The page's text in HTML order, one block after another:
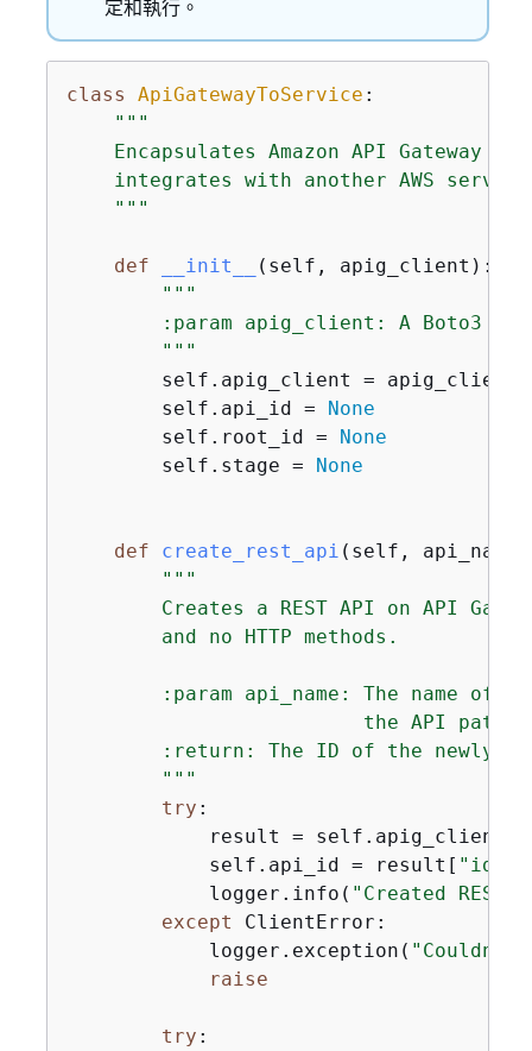
定和執行。
class ApiGatewayToService :
"""
Encapsulates Amazon API Gateway
integrates with another AWS
    """
def __init__ ( self, apig_client ):
"""
:param apig_client: A Boto3
        """
        self.apig_client = apig_client
        self.api_id =
None
        self.root_id =
None
        self.stage =
None
def create_rest_api ( self, api_name
"""
Creates a REST API on API
        and no HTTP methods.
:param api_name: The name of
                         the API path.
:return: The ID of the newly
        """
try :
result =
            self.api_id = result[
"id"
            logger.info(
"Created REST
except ClientError:
            logger.exception(
"Couldn't
raise
try :